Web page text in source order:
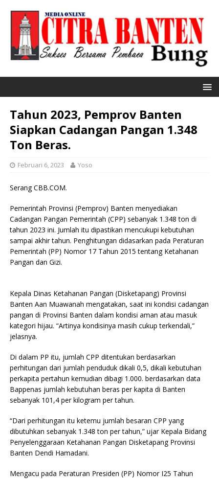
Tahun 2023, Pemprov Banten
Siapkan Cadangan Pangan 1.348
Ton Beras.
Februari 6, 2023 Yoso
Serang CBB.COM.
Pemerintah Provinsi (Pemprov) Banten menyediakan
Cadangan Pangan Pemerintah (CPP) sebanyak 1.348 ton di
tahun 2023 ini. Jumlah itu dipastikan mencukupi kebutuhan
sampai akhir tahun. Penghitungan didasarkan pada Peraturan
Pemerintah (PP) Nomor 17 Tahun 2015 tentang Ketahanan
Pangan dan Gizi.
Kepala Dinas Ketahanan Pangan (Disketapang) Provinsi
Banten Aan Muawanah mengatakan, saat ini kondisi cadangan
pangan di Provinsi Banten dalam kondisi aman atau masuk
kategori hijau. “Artinya kondisinya masih cukup terkendali,”
jelasnya.
Di dalam PP itu, jumlah CPP ditentukan berdasarkan
perhitungan dari jumlah penduduk dikali 0,5, dikali kebutuhan
perkapita pertahun kemudian dibagi 1.000. berdasarkan data
Bappenas jumlah kebutuhan beras per kapita di Banten
sebanyak 101,4 per kilogram per tahun.
“Dari perhitungan itu ketemu jumlah besaran CPP yang
dibutuhkan sebanyak 1.348 ton per tahun,” ujar Kepala Bidang
Penyelenggaraan Ketahanan Pangan Disketapang Provinsi
Banten Dendi Hamadani.
Mengacu pada Peraturan Presiden (PP) Nomor I25 Tahun